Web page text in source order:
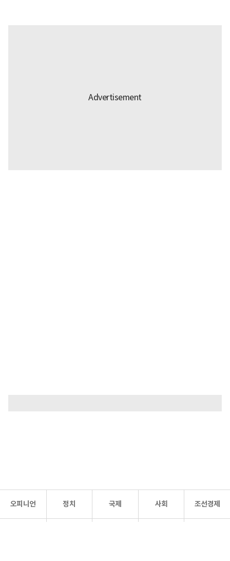
오피니언 정치 국제 사회 조선경제